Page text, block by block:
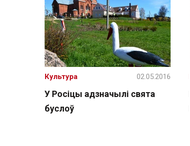
У Росіцы адзначылі свята
буслоў
Культура 02.05.2016